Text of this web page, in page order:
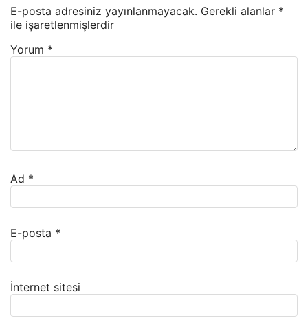
E-posta adresiniz yayınlanmayacak. Gerekli alanlar *
ile işaretlenmişlerdir
Yorum *
Ad *
E-posta *
İnternet sitesi